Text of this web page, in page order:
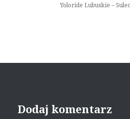
Yoloride Lubuskie –
Dodaj komentarz